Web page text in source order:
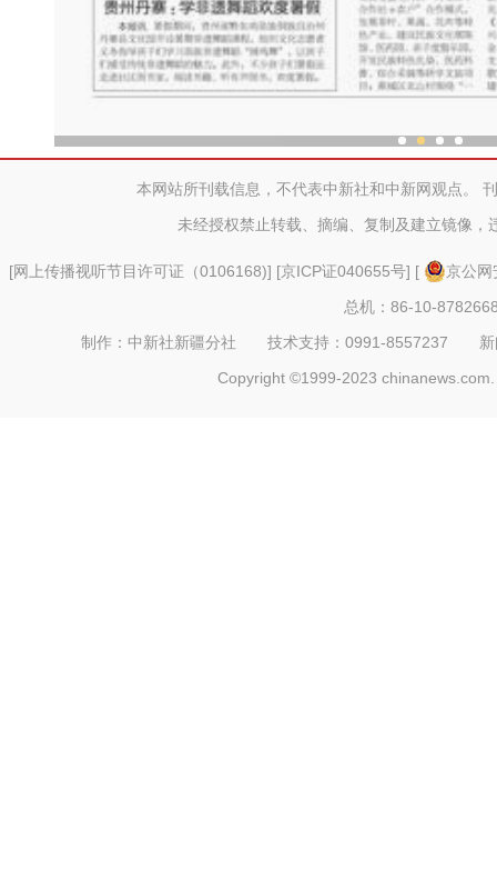
本网站所刊载信息，不代表中新社和中新网观点。
未经授权禁止转载、摘编、复制及建立镜像，
[网上传播视听节目许可证（0106168)] [京ICP证040655号] [
京公
总机：86-10-
制作：中新社新疆分社 技术支持：0991-8557237
Copyright ©1999-2023